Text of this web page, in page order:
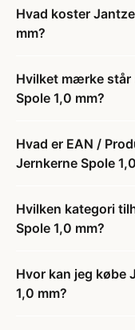
Hvad koster
mm?
Hvilket mærke står
Spole 1,0 mm?
Hvad er EAN /
Jernkerne Spole
Hvilken kategori
Spole 1,0 mm?
Hvor kan jeg købe
1,0 mm?